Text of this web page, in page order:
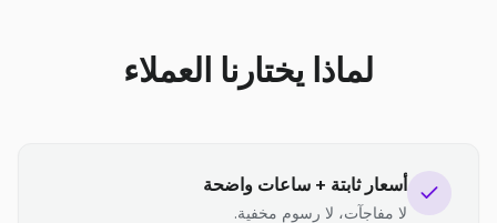
لماذا يختارنا العملاء
أسعار ثابتة + ساعات واضحة
لا مفاجآت، لا رسوم مخفية.